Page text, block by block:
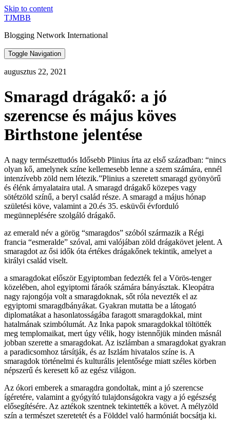
Skip to content
TJMBB
Blogging Network International
Toggle Navigation
augusztus 22, 2021
Smaragd drágakő: a jó
szerencse és május köves
Birthstone jelentése
A nagy természettudós Idősebb Plinius írta az első században: “nincs
olyan kő, amelynek színe kellemesebb lenne a szem számára, ennél
intenzívebb zöld nem létezik.”Plinius a szeretett smaragd gyönyörű
és élénk árnyalataira utal. A smaragd drágakő közepes vagy
sötétzöld színű, a beryl család része. A smaragd a május hónap
születési köve, valamint a 20.és 35. esküvői évforduló
megünneplésére szolgáló drágakő.
az emerald név a görög “smaragdos” szóból származik a Régi
francia “esmeralde” szóval, ami valójában zöld drágakövet jelent. A
smaragdot az ősi idők óta értékes drágakőnek tekintik, amelyet a
királyi család viselt.
a smaragdokat először Egyiptomban fedezték fel a Vörös-tenger
közelében, ahol egyiptomi fáraók számára bányásztak. Kleopátra
nagy rajongója volt a smaragdoknak, sőt róla nevezték el az
egyiptomi smaragdbányákat. Gyakran mutatta be a látogató
diplomatákat a hasonlatosságába faragott smaragdokkal, mint
hatalmának szimbólumát. Az Inka papok smaragdokkal töltötték
meg templomaikat, mert úgy vélik, hogy istennőjük minden másnál
jobban szerette a smaragdokat. Az iszlámban a smaragdokat gyakran
a paradicsomhoz társítják, és az Iszlám hivatalos színe is. A
smaragdok történelmi és kulturális jelentősége miatt széles körben
népszerű és keresett kő az egész világon.
Az ókori emberek a smaragdra gondoltak, mint a jó szerencse
ígéretére, valamint a gyógyító tulajdonságokra vagy a jó egészség
elősegítésére. Az aztékok szentnek tekintették a követ. A mélyzöld
szín a természet szeretetét és a Földdel való harmóniát bocsátja ki.